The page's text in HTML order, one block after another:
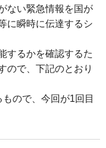
ない緊急情報を国が
に瞬時に伝達するシ
するかを確認するた
ので、下記のとおり
ので、今回が1回目